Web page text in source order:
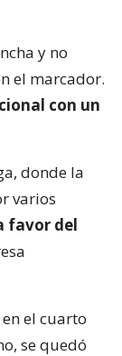
y no
el marcador.
con un
donde la
varios
favor del
el cuarto
se quedó